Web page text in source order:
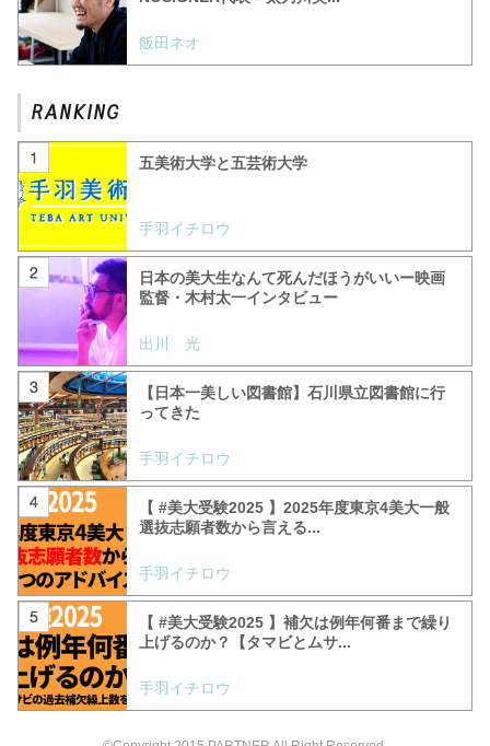
飯田ネオ
五美術大学と五芸術大学
手羽イチロウ
日本の美大生なんて死んだほうがいいー映画
監督・木村太一インタビュー
出川 光
【日本一美しい図書館】石川県立図書館に行
ってきた
手羽イチロウ
【 #美大受験2025 】2025年度東京4美大一般
選抜志願者数から言える...
手羽イチロウ
【 #美大受験2025 】補欠は例年何番まで繰り
上げるのか？【タマビとムサ...
手羽イチロウ